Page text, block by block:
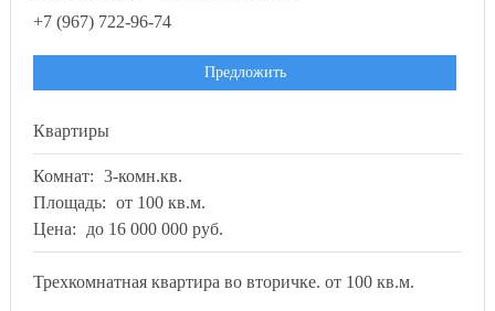
+7 (967) 722-96-74
Предложить
Квартиры
Комнат: 3-комн.кв.
Площадь: от 100 кв.м.
Цена:
до 16 000 000 руб.
Трехкомнатная квартира во вторичке. от 100 кв.м.